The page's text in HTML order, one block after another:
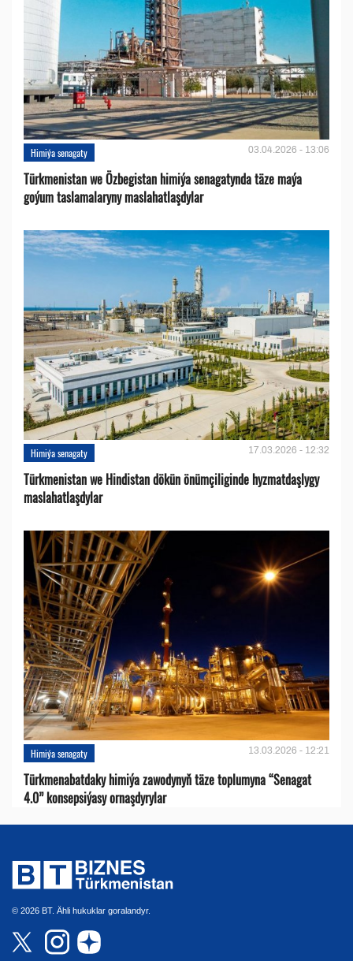
Himiýa senagaty 03.04.2026 - 13:06
Türkmenistan we Özbegistan himiýa senagatynda täze maýa
goýum taslamalaryny maslahatlaşdylar
Himiýa senagaty 17.03.2026 - 12:32
Türkmenistan we Hindistan dökün önümçiliginde hyzmatdaşlygy
maslahatlaşdylar
Himiýa senagaty 13.03.2026 - 12:21
Türkmenabatdaky himiýa zawodynyň täze toplumyna “Senagat
4.0” konsepsiýasy ornaşdyrylar
© 2026 BT. Ähli hukuklar goralandyr.